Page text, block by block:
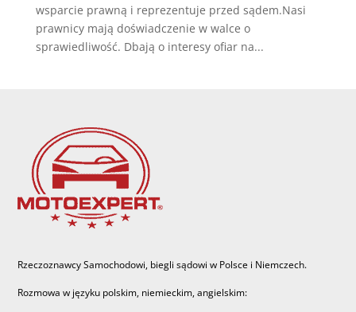
wsparcie prawną i reprezentuje przed sądem.Nasi
prawnicy mają doświadczenie w walce o
sprawiedliwość. Dbają o interesy ofiar na...
Rzeczoznawcy Samochodowi, biegli sądowi w Polsce i Niemczech.
Rozmowa w języku polskim, niemieckim, angielskim: